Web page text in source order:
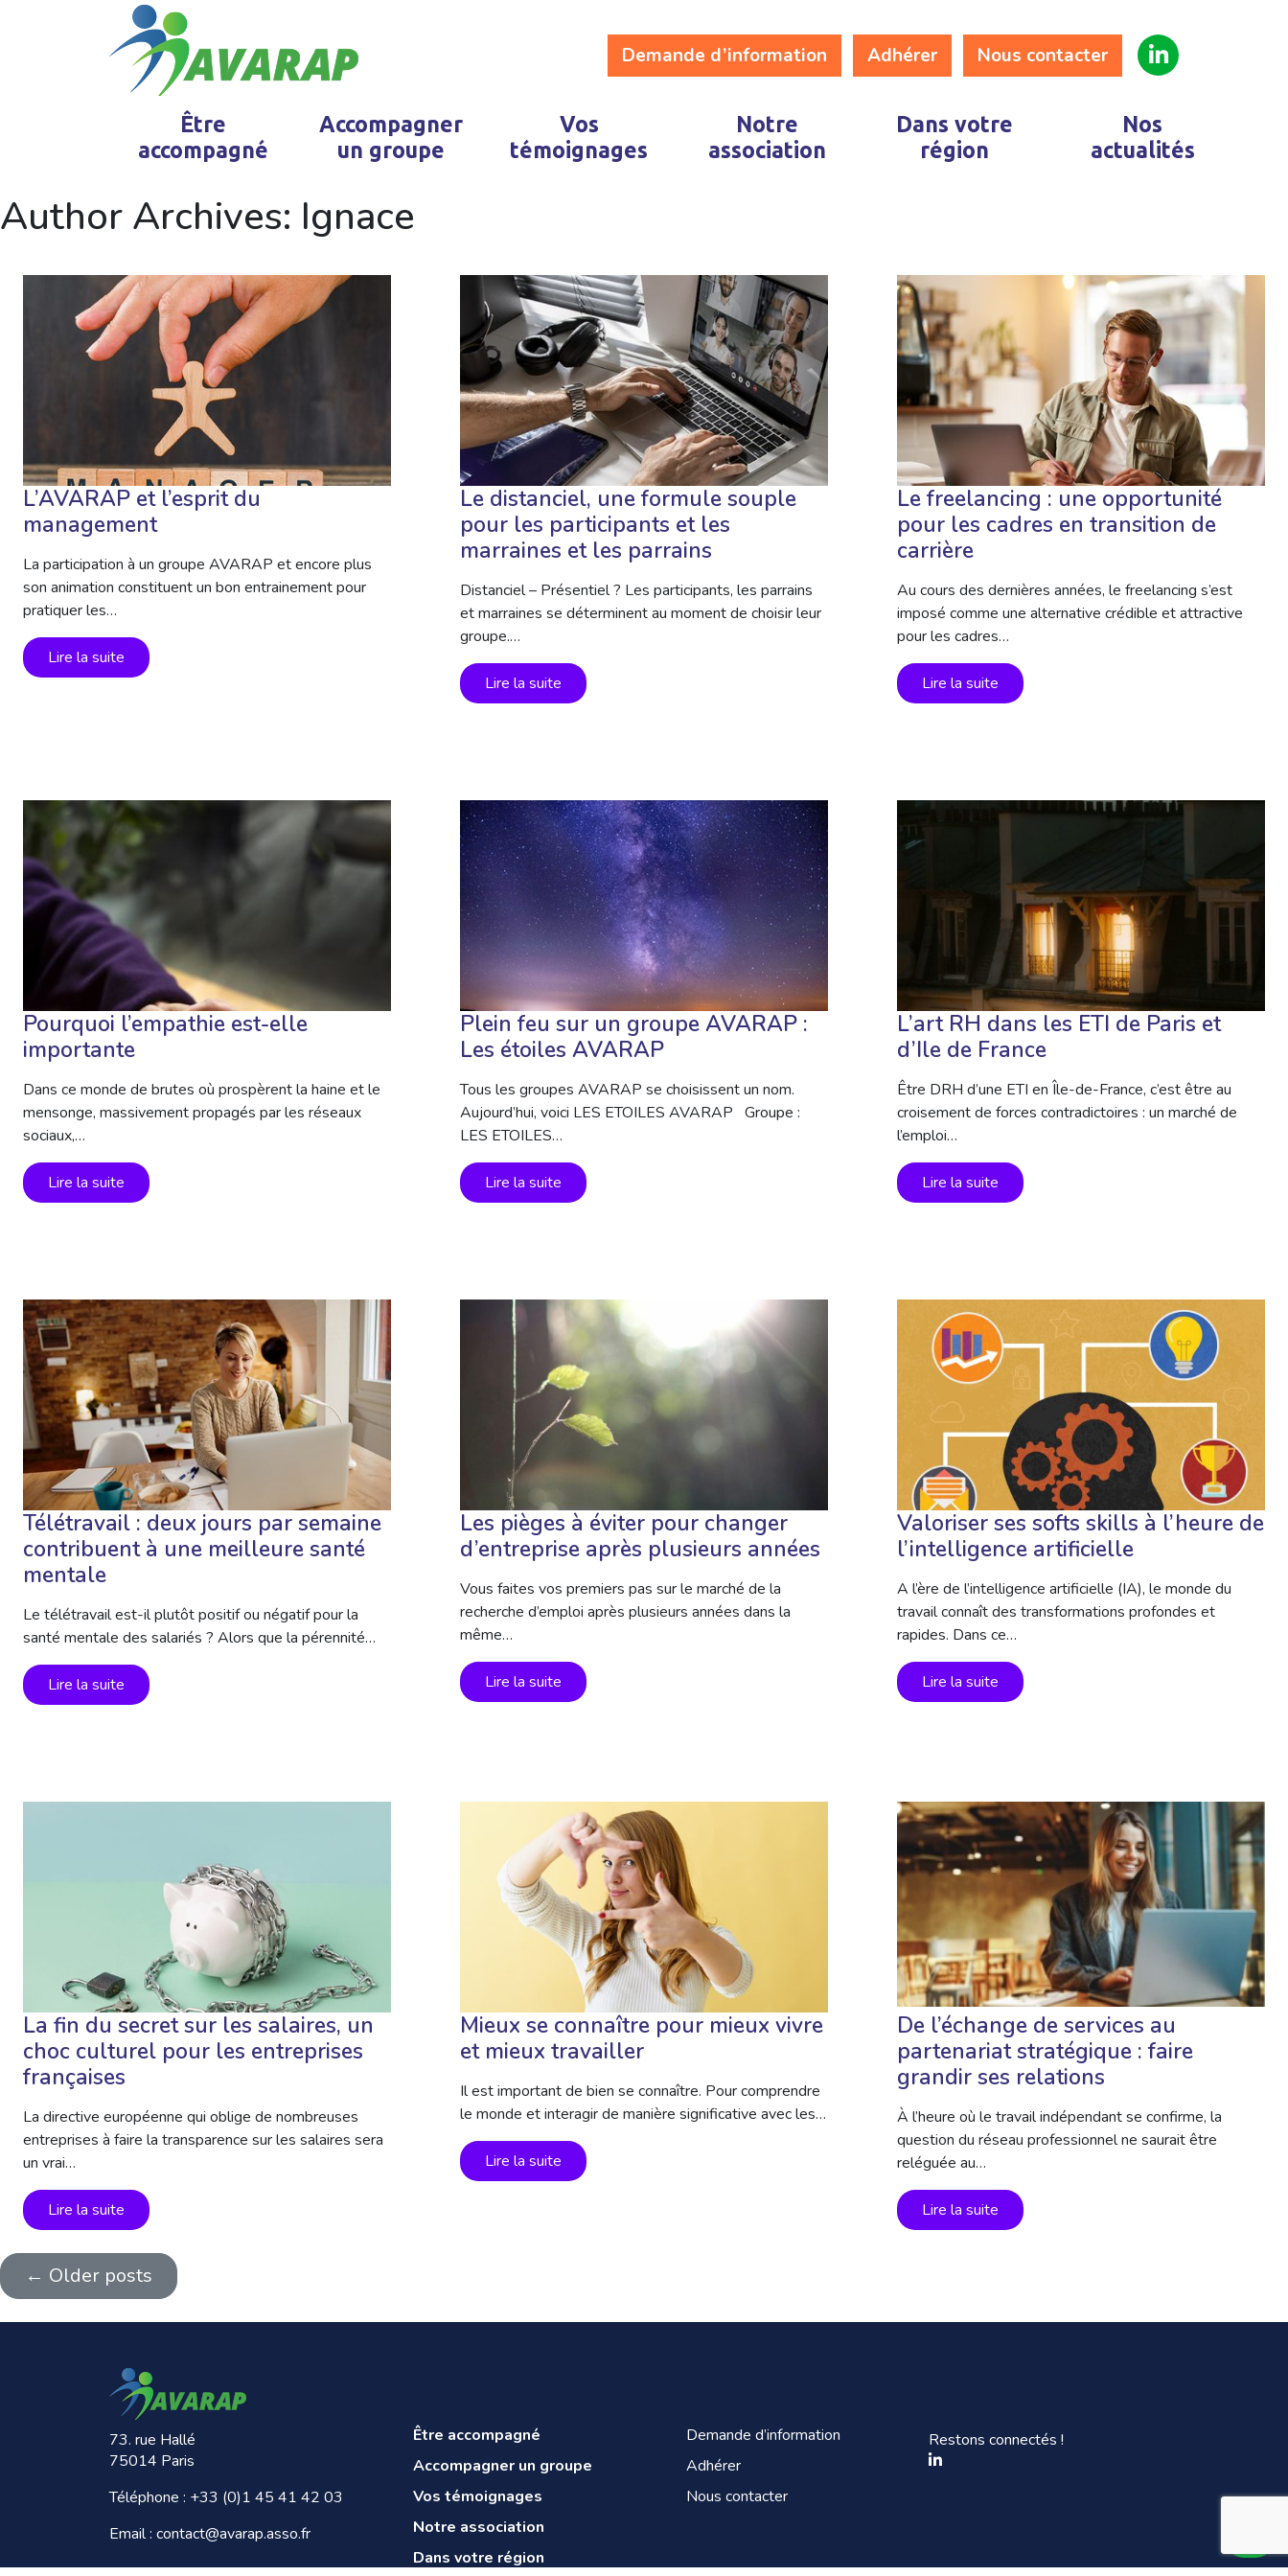
Demande d’information Adhérer Nous contacter
Être
accompagné
Accompagner
un groupe
Vos
témoignages
Notre
association
Dans votre
région
Nos
actualités
Author Archives: Ignace
L’AVARAP et l’esprit du
management
La participation à un groupe AVARAP et encore plus
son animation constituent un bon entrainement pour
pratiquer les…
Lire la suite
Le distanciel, une formule souple
pour les participants et les
marraines et les parrains
Distanciel – Présentiel ? Les participants, les parrains
et marraines se déterminent au moment de choisir leur
groupe.…
Lire la suite
Le freelancing : une opportunité
pour les cadres en transition de
carrière
Au cours des dernières années, le freelancing s’est
imposé comme une alternative crédible et attractive
pour les cadres…
Lire la suite
Pourquoi l’empathie est-elle
importante
Dans ce monde de brutes où prospèrent la haine et le
mensonge, massivement propagés par les réseaux
sociaux,…
Lire la suite
Plein feu sur un groupe AVARAP :
Les étoiles AVARAP
Tous les groupes AVARAP se choisissent un nom.
Aujourd’hui, voici LES ETOILES AVARAP Groupe :
LES ETOILES…
Lire la suite
L’art RH dans les ETI de Paris et
d’Ile de France
Être DRH d’une ETI en Île-de-France, c’est être au
croisement de forces contradictoires : un marché de
l’emploi…
Lire la suite
Télétravail : deux jours par semaine
contribuent à une meilleure santé
mentale
Le télétravail est-il plutôt positif ou négatif pour la
santé mentale des salariés ? Alors que la pérennité…
Lire la suite
Les pièges à éviter pour changer
d’entreprise après plusieurs années
Vous faites vos premiers pas sur le marché de la
recherche d’emploi après plusieurs années dans la
même…
Lire la suite
Valoriser ses softs skills à l’heure de
l’intelligence artificielle
A l’ère de l’intelligence artificielle (IA), le monde du
travail connaît des transformations profondes et
rapides. Dans ce…
Lire la suite
La fin du secret sur les salaires, un
choc culturel pour les entreprises
françaises
La directive européenne qui oblige de nombreuses
entreprises à faire la transparence sur les salaires sera
un vrai…
Lire la suite
Mieux se connaître pour mieux vivre
et mieux travailler
Il est important de bien se connaître. Pour comprendre
le monde et interagir de manière significative avec les…
Lire la suite
De l’échange de services au
partenariat stratégique : faire
grandir ses relations
À l’heure où le travail indépendant se confirme, la
question du réseau professionnel ne saurait être
reléguée au…
Lire la suite
← Older posts
73. rue Hallé
75014 Paris
Téléphone : +33 (0)1 45 41 42 03
Email : contact@avarap.asso.fr
Être accompagné
Accompagner un groupe
Vos témoignages
Notre association
Dans votre région
Demande d’information
Adhérer
Nous contacter
Restons connectés !